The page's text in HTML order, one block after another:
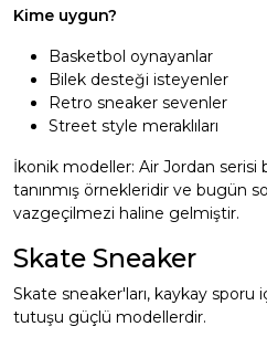
Kime uygun?
Basketbol oynayanlar
Bilek desteği isteyenler
Retro sneaker sevenler
Street style meraklıları
İkonik modeller: Air Jordan serisi
tanınmış örnekleridir ve bugün
vazgeçilmezi haline gelmiştir.
Skate Sneaker
Skate sneaker'ları, kaykay sporu
tutuşu güçlü modellerdir.